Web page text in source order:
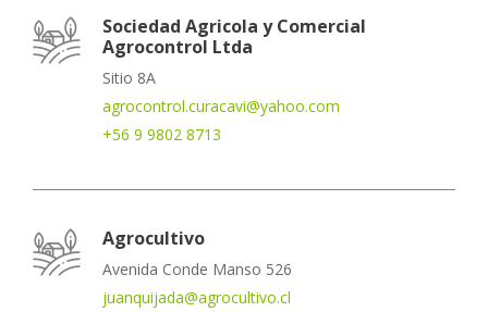
Sociedad Agricola y Comercial
Agrocontrol Ltda
Sitio 8A
agrocontrol.curacavi@yahoo.com
+56 9 9802 8713
Agrocultivo
Avenida Conde Manso 526
juanquijada@agrocultivo.cl